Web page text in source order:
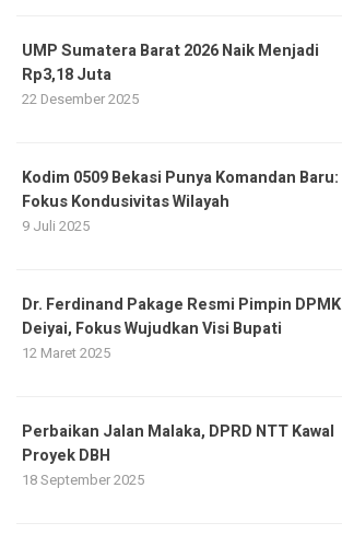
UMP Sumatera Barat 2026 Naik Menjadi
Rp3,18 Juta
22 Desember 2025
Kodim 0509 Bekasi Punya Komandan Baru:
Fokus Kondusivitas Wilayah
9 Juli 2025
Dr. Ferdinand Pakage Resmi Pimpin DPMK
Deiyai, Fokus Wujudkan Visi Bupati
12 Maret 2025
Perbaikan Jalan Malaka, DPRD NTT Kawal
Proyek DBH
18 September 2025